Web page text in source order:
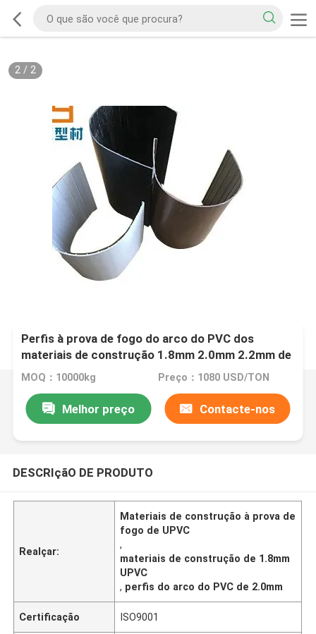
2/ 2
Perfis à prova de fogo do arco do PVC dos
materiais de construção 1.8mm 2.0mm 2.2mm de
UPVC
MOQ：10000kg Preço：1080 USD/TON
Melhor preço Contacte-nos
DESCRIçãO DE PRODUTO
Realçar:
Materiais de construção à prova de
fogo de UPVC
,
materiais de construção de 1.8mm
UPVC
, perfis do arco do PVC de 2.0mm
Certificação ISO9001